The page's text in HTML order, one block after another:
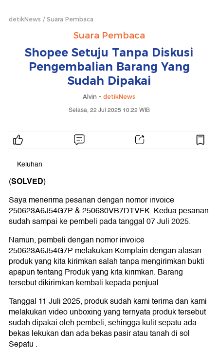
detikNews Suara Pembaca
Suara Pembaca
Shopee Setuju Tanpa Diskusi
Pengembalian Barang Yang
Sudah Dipakai
Alvin - detikNews
Selasa, 22 Jul 2025 10:22 WIB
Keluhan
(SOLVED)
Saya menerima pesanan dengan nomor invoice
250623A6J54G7P & 250630VB7DTVFK. Kedua pesanan
sudah sampai ke pembeli pada tanggal 07 Juli 2025.
Namun, pembeli dengan nomor invoice
250623A6J54G7P melakukan Komplain dengan alasan
produk yang kita kirimkan salah tanpa mengirimkan bukti
apapun tentang Produk yang kita kirimkan. Barang
tersebut dikirimkan kembali kepada penjual.
Tanggal 11 Juli 2025, produk sudah kami terima dan kami
melakukan video unboxing yang ternyata produk tersebut
sudah dipakai oleh pembeli, sehingga kulit sepatu ada
bekas lekukan dan ada bekas pasir atau tanah di sol
Sepatu .